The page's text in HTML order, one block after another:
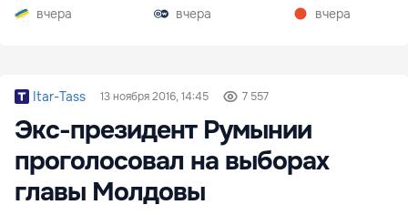
вчера
вчера
вчера
Itar-Tass 13 ноября 2016, 14:45 7 557
Экс-президент Румынии
проголосовал на выборах
главы Молдовы